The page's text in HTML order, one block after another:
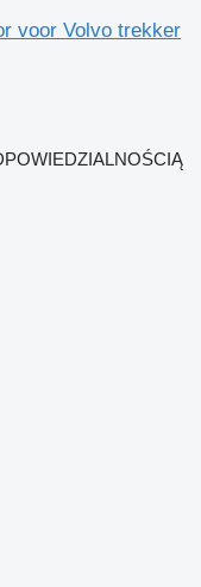
voor Volvo trekker